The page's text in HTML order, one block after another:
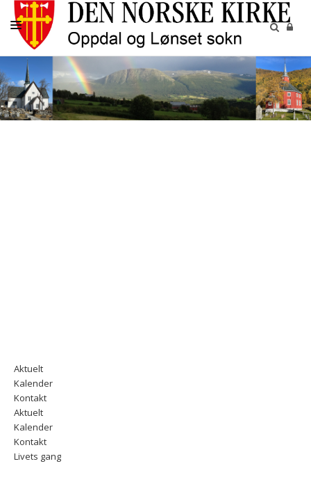
HJEM
KIRKELIGE HANDLINGER
GRAVPLASSENE
Aktuelt
Kalender
Kontakt
Aktuelt
Kalender
Kontakt
Livets gang